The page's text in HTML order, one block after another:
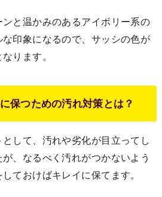
と温かみのあるアイボリー系の
印象になるので、サッシの色が
ります。
保つための汚れ対策とは？
して、汚れや劣化が目立ってし
、なるべく汚れがつかないよう
ておけばキレイに保てます。